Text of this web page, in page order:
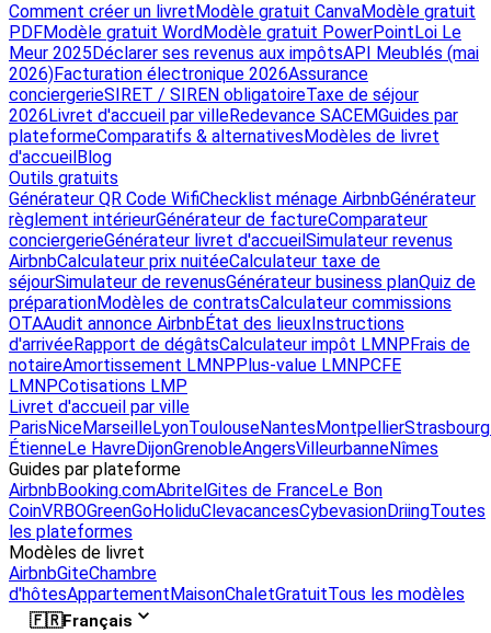
Comment créer un livret Modèle gratuit CanvaModèle gratuit
PDFModèle gratuit Word Modèle gratuit PowerPoint Loi Le
Meur 2025 Déclarer ses revenus aux impôtsAPI Meublés (mai
2026)Facturation électronique 2026Assurance
conciergerieSIRET / SIREN obligatoireTaxe de séjour
2026 Livret d'accueil par villeRedevance SACEMGuides par
plateformeComparatifs & alternatives Modèles de livret
d'accueil Blog
Outils gratuits
Générateur QR Code WifiChecklist ménage AirbnbGénérateur
règlement intérieurGénérateur de factureComparateur
conciergerieGénérateur livret d'accueil Simulateur revenus
AirbnbCalculateur prix nuitéeCalculateur taxe de
séjourSimulateur de revenusGénérateur business planQuiz de
préparationModèles de contratsCalculateur commissions
OTAAudit annonce AirbnbÉtat des lieux Instructions
d'arrivéeRapport de dégâtsCalculateur impôt LMNPFrais de
notaireAmortissement LMNPPlus-value LMNPCFE
LMNPCotisations LMP
Livret d'accueil par ville
Paris NiceMarseilleLyonToulouseNantes MontpellierStrasbourg
ÉtienneLe HavreDijonGrenobleAngersVilleurbanneNîmes
Guides par plateforme
AirbnbBooking.comAbritel Gites de FranceLe Bon
CoinVRBOGreenGoHoliduClevacancesCybevasionDriingToutes
les plateformes
Modèles de livret
AirbnbGiteChambre
d'hôtesAppartement MaisonChaletGratuitTous les modèles
🇫🇷Français